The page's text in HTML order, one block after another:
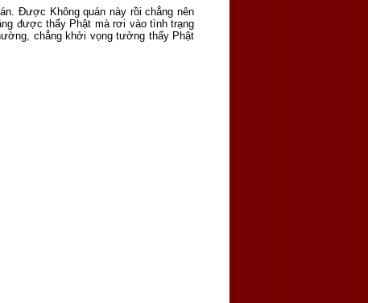
Được Không quán này rồi chẳng nên
được thấy Phật mà rơi vào tình trạng
chẳng khởi vọng tưởng thấy Phật